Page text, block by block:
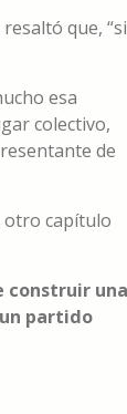
que,
esa
colectivo,
de
otro capítulo
construir una
partido